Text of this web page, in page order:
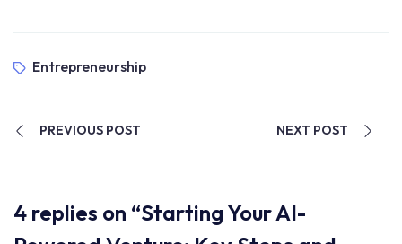
Entrepreneurship
PREVIOUS POST NEXT POST
4 replies on “Starting Your AI-